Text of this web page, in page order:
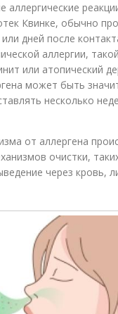
аллергические
Квинке, обычно
дней после
аллергии,
или атопический
может быть
несколько
от аллергена
очистки,
через кровь,